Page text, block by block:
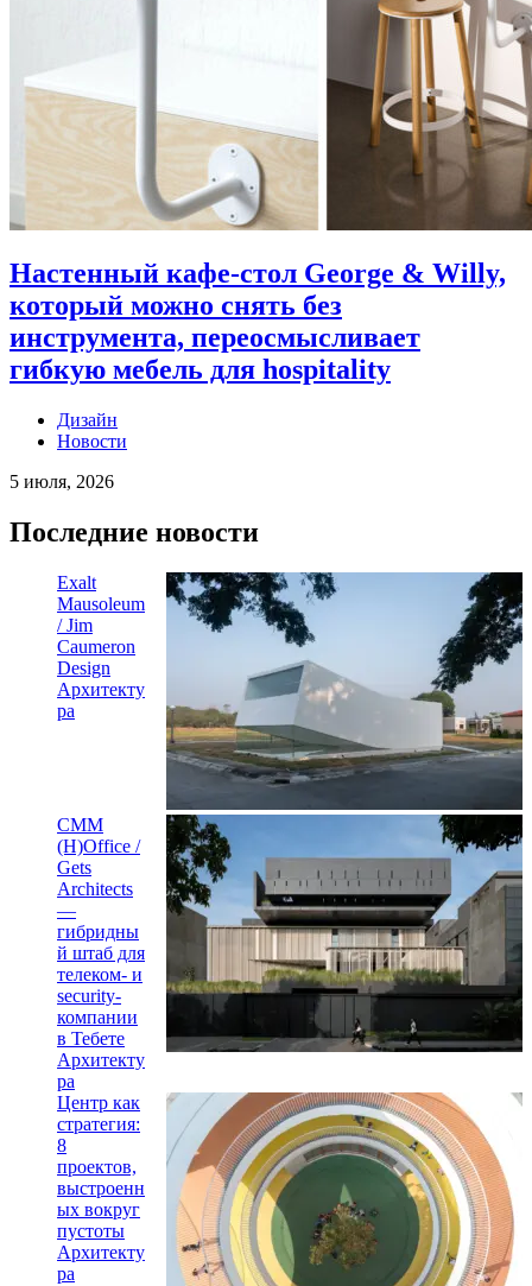
Настенный кафе-стол George & Willy,
который можно снять без
инструмента, переосмысливает
гибкую мебель для hospitality
Дизайн
Новости
5 июля, 2026
Последние новости
Exalt
Mausoleum
/ Jim
Caumeron
Design
Архитекту
ра
CMM
(H)Office /
Gets
Architects
—
гибридны
й штаб для
телеком- и
security-
компании
в Тебете
Архитекту
ра
Центр как
стратегия:
8
проектов,
выстроенн
ых вокруг
пустоты
Архитекту
ра